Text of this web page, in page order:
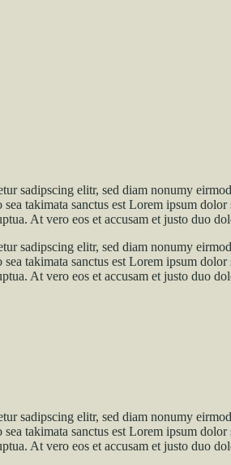
sadipscing elitr, sed diam nonumy
takimata sanctus est Lorem ipsum
At vero eos et accusam et justo duo
sadipscing elitr, sed diam nonumy
takimata sanctus est Lorem ipsum
At vero eos et accusam et justo duo
sadipscing elitr, sed diam nonumy
takimata sanctus est Lorem ipsum
At vero eos et accusam et justo duo